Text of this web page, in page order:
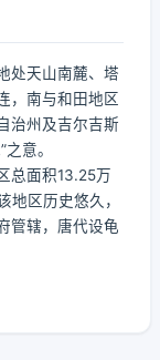
处天山南麓、塔
，南与和田地区
治州及吉尔吉斯
意。
总面积13.25万
区历史悠久，
管辖，唐代设龟